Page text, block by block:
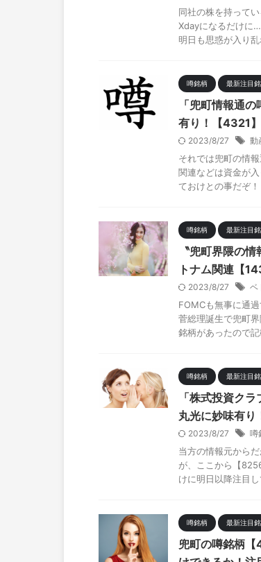
同社の株を持って
Xdayになるだけに
明日も思惑が入り
噂銘柄 最新注目
「兜町情報通
有り！【4321
2023/8/27 動
それでは兜町の情
関連などは資金が
ておけとの事だぞ！
噂銘柄 最新注目
〝兜町界隈の
トナム関連【
2023/8/27 ベ
FOMCも無事に通
菅総理誕生で兜町
銘柄があったので記
噂銘柄 最新注目
「株式投資ク
丸光に妙味有り
2023/8/27 噂
当方の情報元から
が、ここから【
けに明日以降注目
噂銘柄 最新注目
兜町の噂銘柄